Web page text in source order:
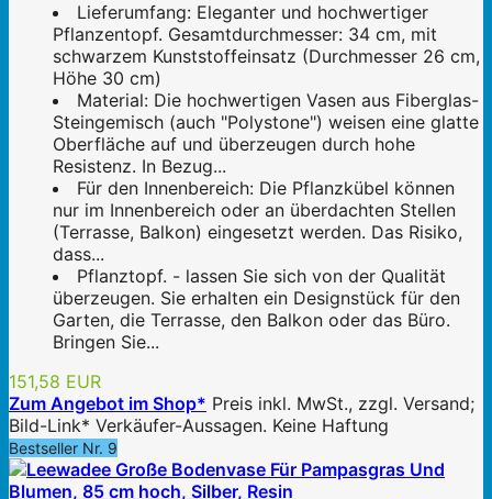
Lieferumfang: Eleganter und hochwertiger
Pflanzentopf. Gesamtdurchmesser: 34 cm, mit
schwarzem Kunststoffeinsatz (Durchmesser 26 cm,
Höhe 30 cm)
Material: Die hochwertigen Vasen aus Fiberglas-
Steingemisch (auch "Polystone") weisen eine glatte
Oberfläche auf und überzeugen durch hohe
Resistenz. In Bezug...
Für den Innenbereich: Die Pflanzkübel können
nur im Innenbereich oder an überdachten Stellen
(Terrasse, Balkon) eingesetzt werden. Das Risiko,
dass...
Pflanztopf. - lassen Sie sich von der Qualität
überzeugen. Sie erhalten ein Designstück für den
Garten, die Terrasse, den Balkon oder das Büro.
Bringen Sie...
151,58 EUR
Zum Angebot im Shop* Preis inkl. MwSt., zzgl. Versand;
Bild-Link* Verkäufer-Aussagen. Keine Haftung
Bestseller Nr. 9